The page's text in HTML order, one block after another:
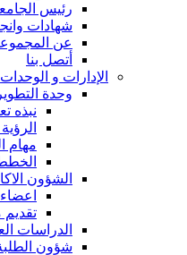
رئيس
شهادات
عن
أتصل بنا
الإدارات و الوحدات
وحدة
نبذه
مهام
الشؤون
الدراسات
شؤون